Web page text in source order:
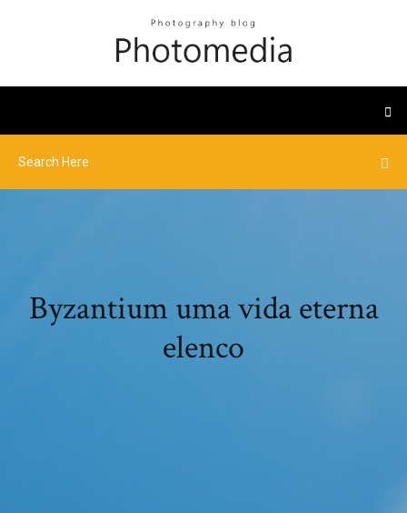
Byzantium uma vida eterna
elenco